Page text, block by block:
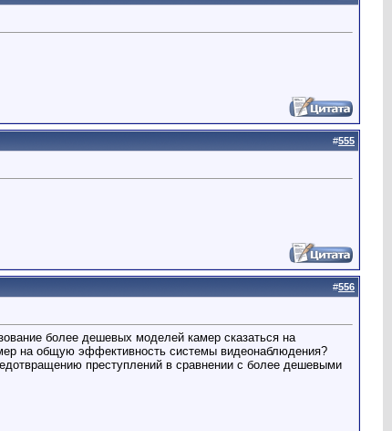
#555
#556
более дешевых моделей камер сказаться на
на общую эффективность системы видеонаблюдения?
преступлений в сравнении с более дешевыми